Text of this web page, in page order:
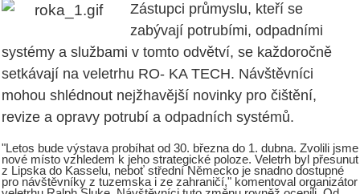
Zástupci průmyslu, kteří se
zabývají potrubími, odpadními
systémy a službami v tomto odvětví, se každoročně
setkávají na veletrhu RO- KA TECH. Návštěvníci
mohou shlédnout nejžhavější novinky pro čištění,
revize a opravy potrubí a odpadních systémů.
"Letos bude výstava probíhat od 30. března do 1. dubna. Zvolili jsme
nové místo vzhledem k jeho strategické poloze. Veletrh byl přesunut
z Lipska do Kasselu, neboť střední Německo je snadno dostupné
pro návštěvníky z tuzemska i ze zahraničí," komentoval organizátor